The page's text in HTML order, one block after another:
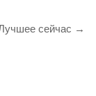
сейчас →